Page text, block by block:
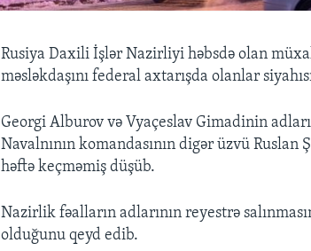
Rusiya Daxili İşlər Nazirliyi həbsdə olan
məsləkdaşını federal axtarışda olanlar
Georgi Alburov və Vyaçeslav Gimadinin
Navalnının komandasının digər üzvü
həftə keçməmiş düşüb.
Nazirlik fəalların adlarının reyestrə
olduğunu qeyd edib.